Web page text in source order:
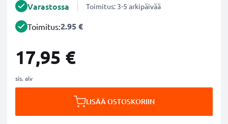
Varastossa Toimitus: 3-5 arkipäivää
Toimitus:2.95 €
17,95 €
sis. alv
LISÄÄ OSTOSKORIIN